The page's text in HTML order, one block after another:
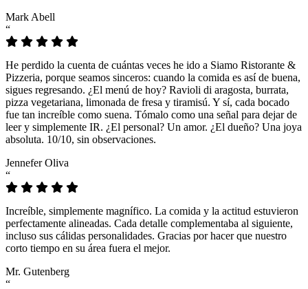
Mark Abell
“
He perdido la cuenta de cuántas veces he ido a Siamo Ristorante &
Pizzeria, porque seamos sinceros: cuando la comida es así de buena,
sigues regresando. ¿El menú de hoy? Ravioli di aragosta, burrata,
pizza vegetariana, limonada de fresa y tiramisú. Y sí, cada bocado
fue tan increíble como suena. Tómalo como una señal para dejar de
leer y simplemente IR. ¿El personal? Un amor. ¿El dueño? Una joya
absoluta. 10/10, sin observaciones.
Jennefer Oliva
“
Increíble, simplemente magnífico. La comida y la actitud estuvieron
perfectamente alineadas. Cada detalle complementaba al siguiente,
incluso sus cálidas personalidades. Gracias por hacer que nuestro
corto tiempo en su área fuera el mejor.
Mr. Gutenberg
“